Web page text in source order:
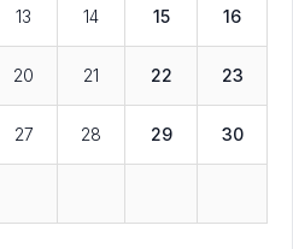
13 14 15 16
20 21 22 23
27 28 29 30